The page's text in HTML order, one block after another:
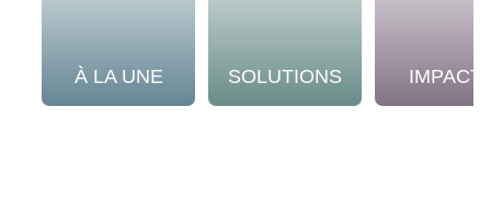
À LA UNE SOLUTIONS